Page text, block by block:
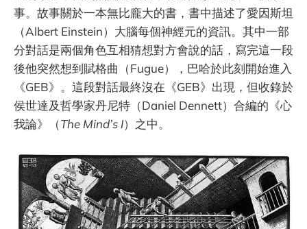
事。故事關於一本無比龐大的書，書中描述了愛因斯坦
（Albert Einstein）大腦每個神經元的資訊。其中一部
分對話是兩個角色互相猜想對方會說的話，寫完這一段
後他突然想到賦格曲（Fugue），巴哈於此刻開始進入
《GEB》。這段對話最終沒在《GEB》出現，但收錄於
侯世達及哲學家丹尼特（Daniel Dennett）合編的《心
我論》（The Mind’s I）之中。